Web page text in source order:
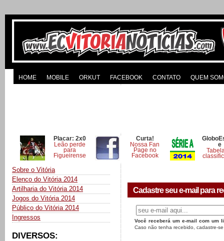
HOME MOBILE ORKUT FACEBOOK CONTATO QUEM
Placar: 2x0
Leão perde
para
Figueirense
Curta!
Nossa Fan
Page no
Facebook
e
Sobre o Vitória
Elenco do Vitória 2014
Artilharia do Vitória 2014
Jogos do Vitória 2014
Público do Vitória 2014
Ingressos
DIVERSOS:
Cadastre seu e-mail para
Você receberá um e-mail com um
Caso não tenha recebido, cadastre-